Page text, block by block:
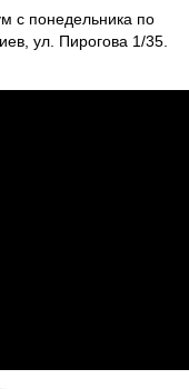
с понедельника по
ул. Пирогова 1/35.